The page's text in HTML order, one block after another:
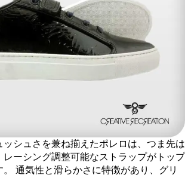
シュさを兼ね揃えたポレロは、つま先は
レーシング調整可能なストラップがトップ
通気性と滑らかさに特徴があり、グリ